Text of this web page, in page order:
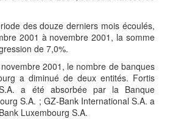
des douze derniers mois écoulés,
2001 à novembre 2001, la somme
de 7,0%.
2001, le nombre de banques
a diminué de deux entités. Fortis
a été absorbée par la Banque
S.A. ; GZ-Bank International S.A. a
Luxembourg S.A.